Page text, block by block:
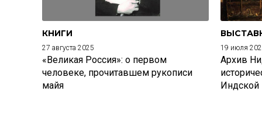
КНИГИ
27 августа 2025
«Великая Россия»: о первом
человеке, прочитавшем рукописи
майя
19 июля
Архив
Индской